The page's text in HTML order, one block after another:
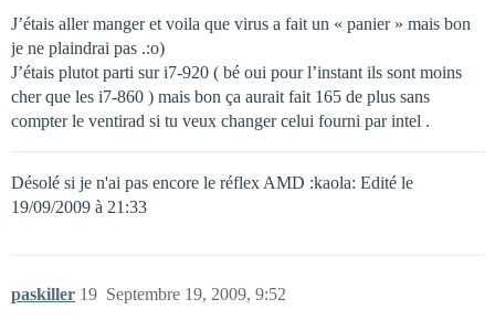
J’étais aller manger et voila que virus a fait un « panier » mais bon
je ne plaindrai pas .:o)
J’étais plutot parti sur i7-920 ( bé oui pour l’instant ils sont moins
cher que les i7-860 ) mais bon ça aurait fait 165 de plus sans
compter le ventirad si tu veux changer celui fourni par intel .
Désolé si je n'ai pas encore le réflex AMD :kaola: Edité le
19/09/2009 à 21:33
paskiller Septembre 19, 2009, 9:52
19